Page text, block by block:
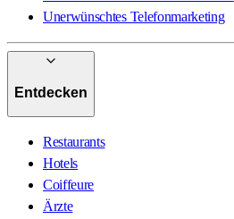
Unerwünschtes Telefonmarketing
Entdecken
Restaurants
Hotels
Coiffeure
Ärzte